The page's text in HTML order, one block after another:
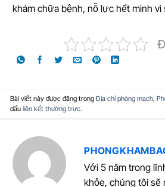
khám chữa bệnh, nỗ lực hết mình
Bài viết này được đăng trongĐịa chỉ phòng mạch,
dấu liên kết thường trực.
Với 5 năm trong
khỏe, chúng tôi sẽ